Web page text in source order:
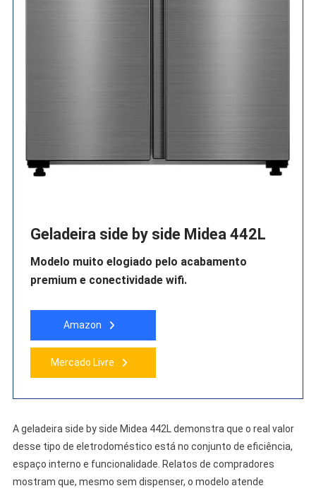
Geladeira side by side Midea 442L
Modelo muito elogiado pelo acabamento
premium e conectividade wifi.
Amazon
Mercado Livre
A geladeira side by side Midea 442L demonstra que o real valor
desse tipo de eletrodoméstico está no conjunto de eficiência,
espaço interno e funcionalidade. Relatos de compradores
mostram que, mesmo sem dispenser, o modelo atende